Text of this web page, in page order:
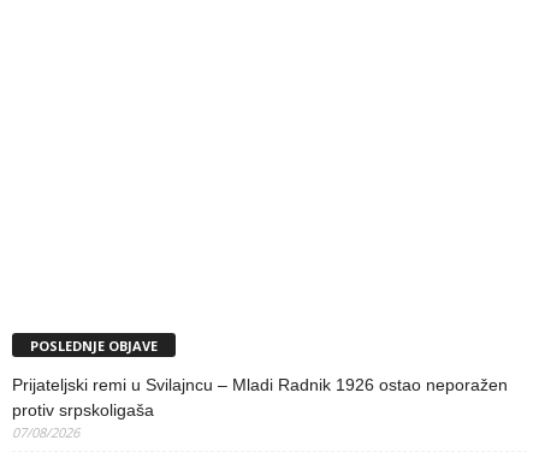
POSLEDNJE OBJAVE
Prijateljski remi u Svilajncu – Mladi Radnik 1926 ostao neporažen
protiv srpskoligaša
07/08/2026